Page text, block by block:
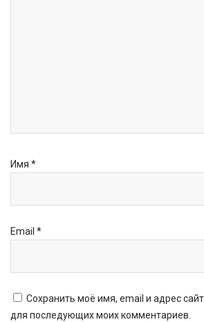
Имя *
Email *
Сохранить моё имя, email и адрес
для последующих моих комментариев.